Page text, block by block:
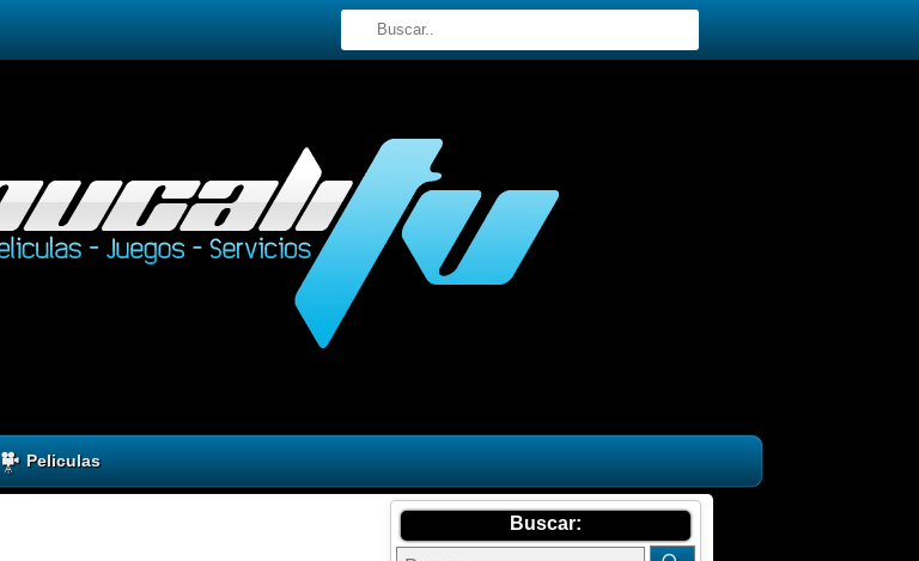
Peliculas
Buscar: